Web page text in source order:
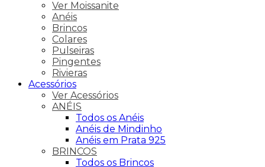
Ver Moissanite
Anéis
Brincos
Colares
Pulseiras
Pingentes
Rivieras
Acessórios
Ver Acessórios
ANÉIS
Todos os Anéis
Anéis de Mindinho
Anéis em Prata 925
BRINCOS
Todos os Brincos